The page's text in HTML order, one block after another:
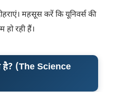
महसूस करें कि यूनिवर्स की
रही हैं।
है? (The Science